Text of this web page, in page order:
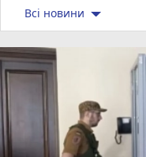
Всі новини